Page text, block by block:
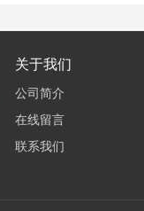
关于我们
公司简介
在线留言
联系我们